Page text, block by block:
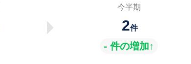
今半期
2件
- 件の増加↑